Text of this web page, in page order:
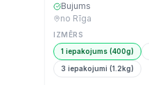
Bujums
no Rīga
IZMĒRS
1 iepakojums (400g)
3 iepakojumi (1.2kg)